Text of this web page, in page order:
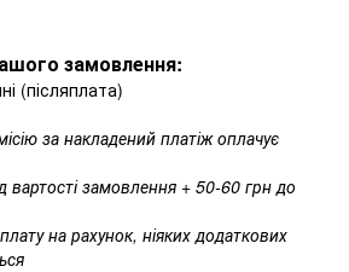
замовлення:
(післяплата)
за накладений платіж оплачує
вартості замовлення + 50-60 грн до
на рахунок, ніяких додаткових